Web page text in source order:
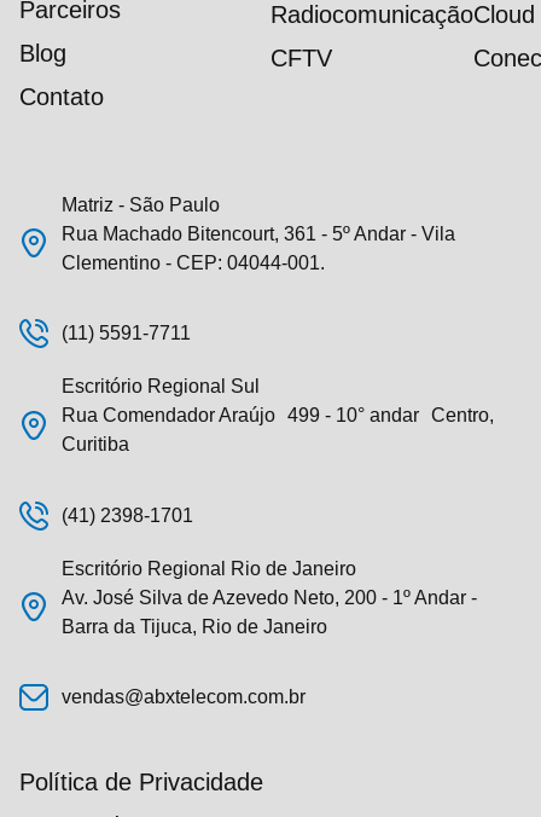
Parceiros
Blog
Contato
RadiocomunicaçãoCloud
CFTV
Matriz - São Paulo
Rua Machado Bitencourt, 361 - 5º Andar - Vila
Clementino - CEP: 04044-001.
(11) 5591-7711
Escritório Regional Sul
Rua Comendador Araújo 499 - 10° andar Centro,
Curitiba
(41) 2398-1701
Escritório Regional Rio de Janeiro
Av. José Silva de Azevedo Neto, 200 - 1º Andar -
Barra da Tijuca, Rio de Janeiro
vendas@abxtelecom.com.br
Política de Privacidade